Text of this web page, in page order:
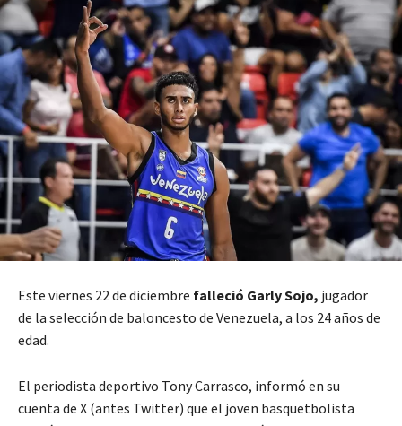
Este viernes 22 de diciembre falleció Garly Sojo, jugador
de la selección de baloncesto de Venezuela, a los 24 años de
edad.
El periodista deportivo Tony Carrasco, informó en su
cuenta de X (antes Twitter) que el joven basquetbolista